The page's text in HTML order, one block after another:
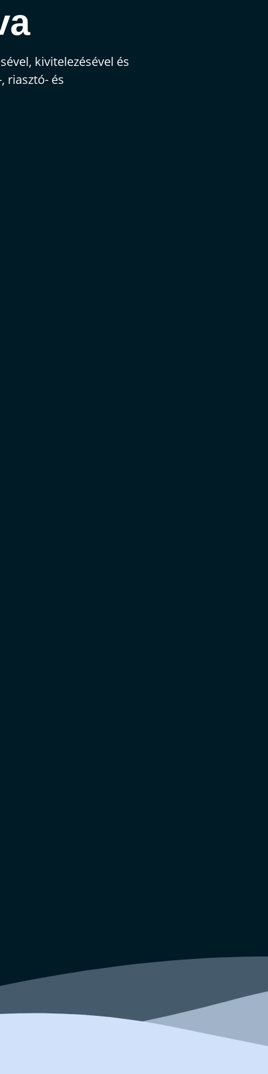
kivitelezésével és
riasztó- és